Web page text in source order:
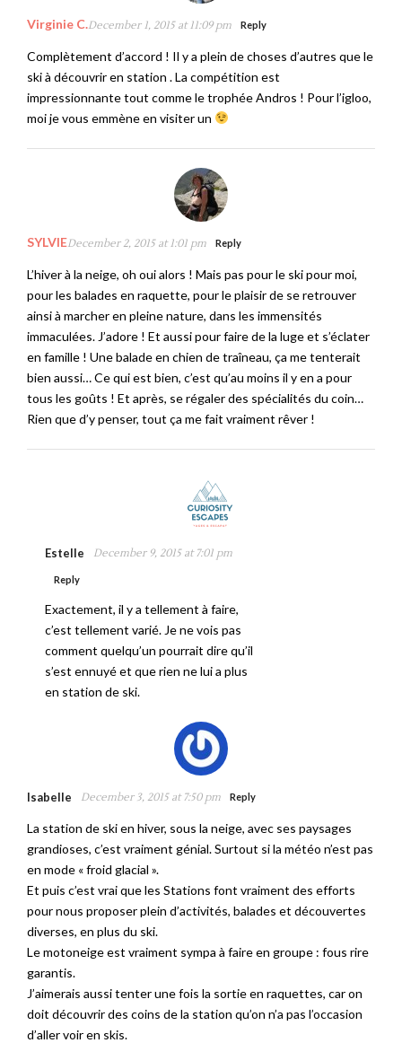
Virginie C.December 1, 2015 at 11:09 pm Reply
Complètement d’accord ! Il y a plein de choses d’autres que le
ski à découvrir en station . La compétition est
impressionnante tout comme le trophée Andros ! Pour l’igloo,
moi je vous emmène en visiter un
SYLVIEDecember 2, 2015 at 1:01 pm Reply
L’hiver à la neige, oh oui alors ! Mais pas pour le ski pour moi,
pour les balades en raquette, pour le plaisir de se retrouver
ainsi à marcher en pleine nature, dans les immensités
immaculées. J’adore ! Et aussi pour faire de la luge et s’éclater
en famille ! Une balade en chien de traîneau, ça me tenterait
bien aussi… Ce qui est bien, c’est qu’au moins il y en a pour
tous les goûts ! Et après, se régaler des spécialités du coin…
Rien que d’y penser, tout ça me fait vraiment rêver !
Estelle December 9, 2015 at 7:01 pm
Reply
Exactement, il y a tellement à faire,
c’est tellement varié. Je ne vois pas
comment quelqu’un pourrait dire qu’il
s’est ennuyé et que rien ne lui a plus
en station de ski.
Isabelle December 3, 2015 at 7:50 pm Reply
La station de ski en hiver, sous la neige, avec ses paysages
grandioses, c’est vraiment génial. Surtout si la météo n’est pas
en mode « froid glacial ».
Et puis c’est vrai que les Stations font vraiment des efforts
pour nous proposer plein d’activités, balades et découvertes
diverses, en plus du ski.
Le motoneige est vraiment sympa à faire en groupe : fous rire
garantis.
J’aimerais aussi tenter une fois la sortie en raquettes, car on
doit découvrir des coins de la station qu’on n’a pas l’occasion
d’aller voir en skis.